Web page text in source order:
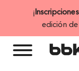
¡
edición